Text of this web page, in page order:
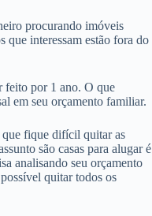
procurando imóveis
que interessam estão fora do
feito por 1 ano. O que
em seu orçamento familiar.
fique difícil quitar as
são casas para alugar é
analisando seu orçamento
quitar todos os